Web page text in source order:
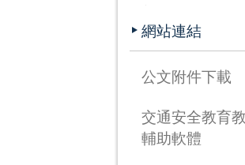
網站連結
公文附件下載
交通安全教育
輔助軟體